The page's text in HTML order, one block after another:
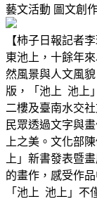
藝文活動 圖文創
【柿子日報記者
東池上，十餘年
然風景與人文風
版，「池上 池上
二樓及臺南水交
民眾透過文字與
上之美。文化部
上」新書發表暨
的畫作，感受作
「池上 池上」不